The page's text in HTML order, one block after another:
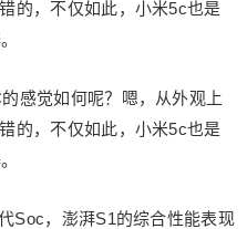
的，不仅如此，小米5c也是
感觉如何呢？嗯，从外观上
的，不仅如此，小米5c也是
Soc，澎湃S1的综合性能表现